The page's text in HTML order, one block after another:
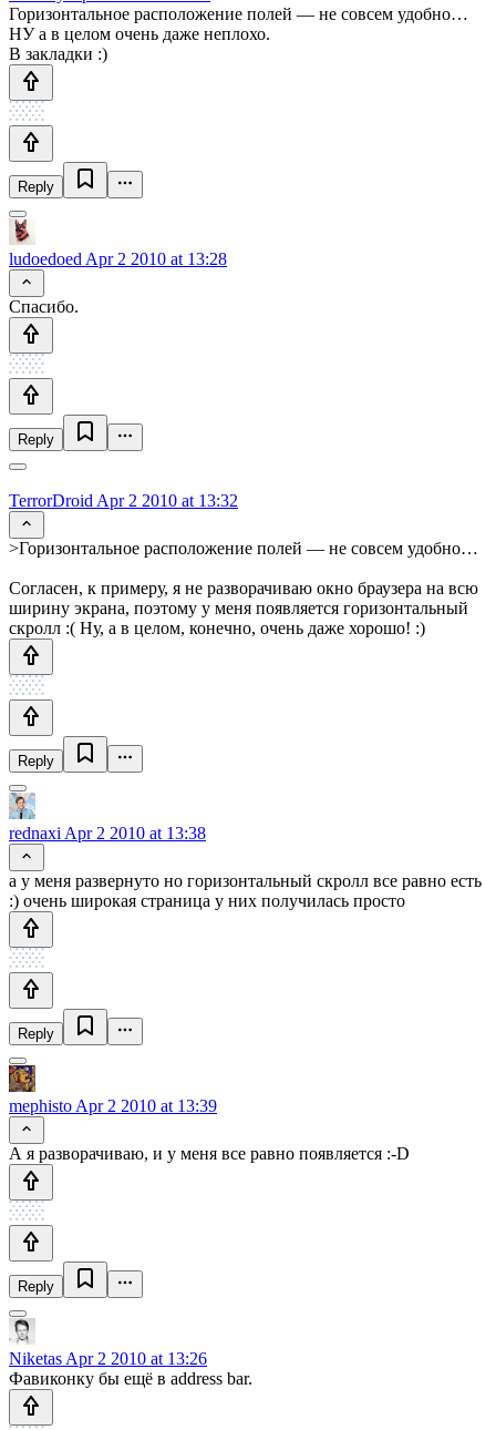
Горизонтальное расположение полей — не совсем удобно…
НУ а в целом очень даже неплохо.
В закладки :)
Reply
ludoedoed Apr 2 2010 at 13:28
Спасибо.
Reply
TerrorDroid Apr 2 2010 at 13:32
>Горизонтальное расположение полей — не совсем удобно…
Согласен, к примеру, я не разворачиваю окно браузера на всю
ширину экрана, поэтому у меня появляется горизонтальный
скролл :( Ну, а в целом, конечно, очень даже хорошо! :)
Reply
rednaxi Apr 2 2010 at 13:38
а у меня развернуто но горизонтальный скролл все равно есть
:) очень широкая страница у них получилась просто
Reply
mephisto Apr 2 2010 at 13:39
А я разворачиваю, и у меня все равно появляется :-D
Reply
Niketas Apr 2 2010 at 13:26
Фавиконку бы ещё в address bar.